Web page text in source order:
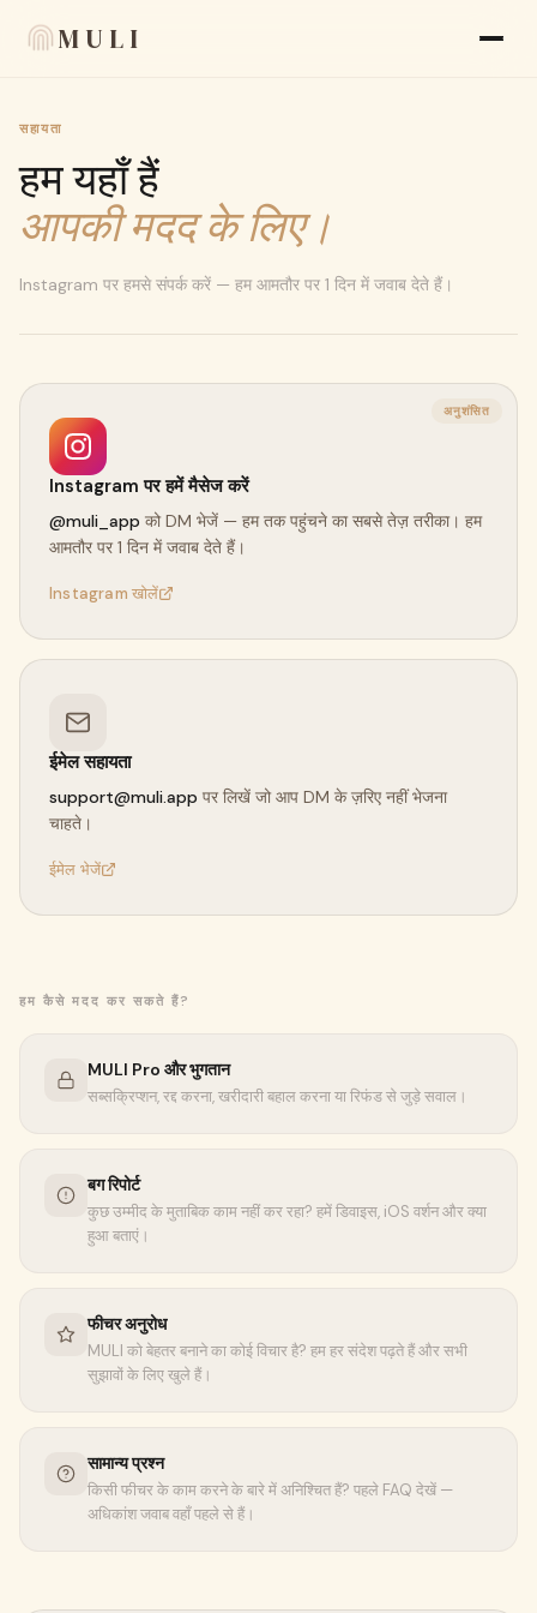
MULI
रिव्यू
FAQ
Language
थीम
App Store पर मुफ्त डाउनलोड करें
सहायता
हम यहाँ हैं
आपकी मदद के लिए।
Instagram पर हमसे संपर्क करें — हम आमतौर पर 1 दिन में जवाब देते हैं।
Instagram पर हमें मैसेज करें
@muli_app को DM भेजें — हम तक पहुंचने का सबसे तेज़ तरीका। हम
आमतौर पर 1 दिन में जवाब देते हैं।
Instagram खोलें
अनुशंसित
ईमेल सहायता
support@muli.app पर लिखें जो आप DM के ज़रिए नहीं भेजना
चाहते।
ईमेल भेजें
हम कैसे मदद कर सकते हैं?
MULI Pro और भुगतान
सब्सक्रिप्शन, रद्द करना, खरीदारी बहाल करना या रिफंड से जुड़े सवाल।
बग रिपोर्ट
कुछ उम्मीद के मुताबिक काम नहीं कर रहा? हमें डिवाइस, iOS वर्शन और क्या
हुआ बताएं।
फीचर अनुरोध
MULI को बेहतर बनाने का कोई विचार है? हम हर संदेश पढ़ते हैं और सभी
सुझावों के लिए खुले हैं।
सामान्य प्रश्न
किसी फीचर के काम करने के बारे में अनिश्चित हैं? पहले FAQ देखें —
अधिकांश जवाब वहाँ पहले से हैं।